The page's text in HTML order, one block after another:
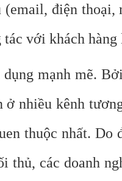
điện
với khách
mạnh mẽ.
nhiều kênh
thuộc nhất. Do
các doanh